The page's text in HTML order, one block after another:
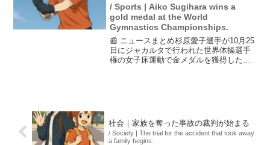
/ Sports | Aiko Sugihara wins a
gold medal at the World
Gymnastics Championships.
📰 ニュースまとめ杉原愛子選手が10月25
日にジャカルタで行われた世界体操選手
権の女子床運動で金メダルを獲得した。
社会｜家族を奪った事故の裁判が始まる
/ Society | The trial for the accident that took away
a family begins.